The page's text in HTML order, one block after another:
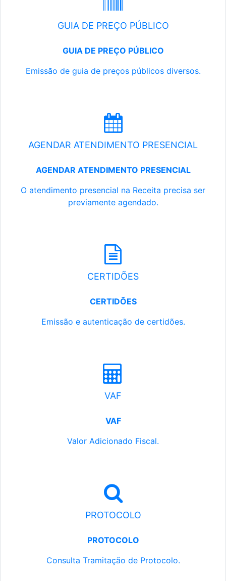
GUIA DE PREÇO PÚBLICO
GUIA DE PREÇO PÚBLICO
Emissão de guia de preços públicos diversos.
AGENDAR ATENDIMENTO PRESENCIAL
AGENDAR ATENDIMENTO PRESENCIAL
O atendimento presencial na Receita precisa ser
previamente agendado.
CERTIDÕES
CERTIDÕES
Emissão e autenticação de certidões.
VAF
VAF
Valor Adicionado Fiscal.
PROTOCOLO
PROTOCOLO
Consulta Tramitação de Protocolo.